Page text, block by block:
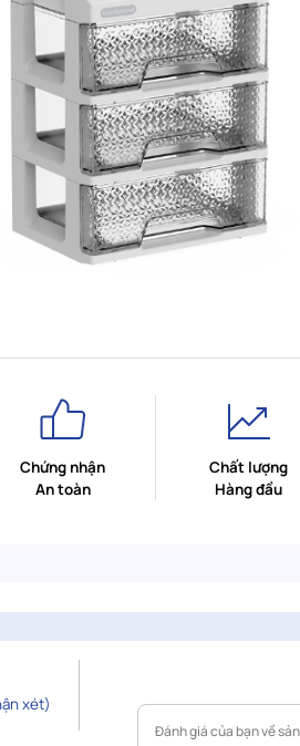
Chứng nhận
An toàn
Chất lượng
Hàng đầu
xét)